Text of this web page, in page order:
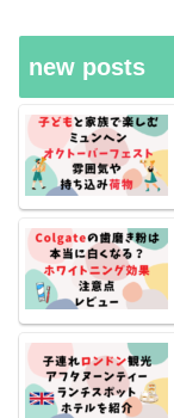
new posts